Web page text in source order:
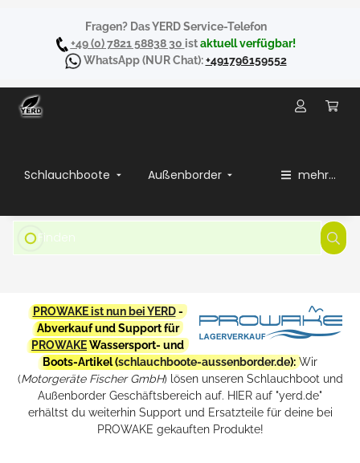
Fragen? Das YERD Service-Telefon
+49 (0) 7821 58838 30 istaktuell verfügbar!
WhatsApp(NUR Chat):+491796159552
Schlauchboote Außenborder mehr...
PROWAKE ist nun bei YERD-
Abverkauf und Support für
PROWAKEWassersport- und
Boots-Artikel (schlauchboote-aussenborder.de): Wir
(Motorgeräte Fischer GmbH) lösen unseren Schlauchboot und
Außenborder Geschäftsbereich auf. HIER auf "yerd.de"
erhältst du weiterhin Support und Ersatzteile für deine bei
PROWAKE gekauften Produkte!